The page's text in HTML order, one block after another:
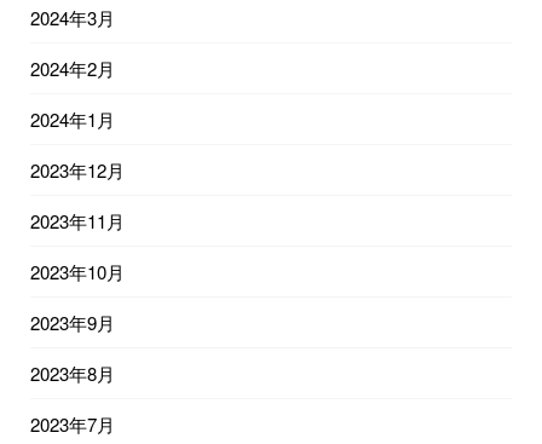
2024年3月
2024年2月
2024年1月
2023年12月
2023年11月
2023年10月
2023年9月
2023年8月
2023年7月